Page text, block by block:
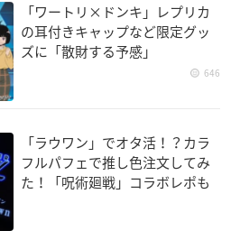
「ワートリ×ドンキ」レプリカ
の耳付きキャップなど限定グッ
ズに「散財する予感」
646
「ラウワン」でオタ活！？カラ
フルパフェで推し色注文してみ
た！「呪術廻戦」コラボレポも